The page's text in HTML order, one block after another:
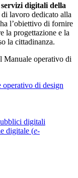
digitali della
lavoro dedicato alla
l’obiettivo di fornire
la progettazione e la
la cittadinanza.
Manuale operativo di
operativo di design
digitali
digitale (e-